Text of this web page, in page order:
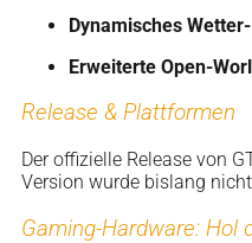
Dynamisches
Erweiterte Open-
Release & Plattformen
Der offizielle Release von
Version wurde bislang
Gaming-Hardware: Hol